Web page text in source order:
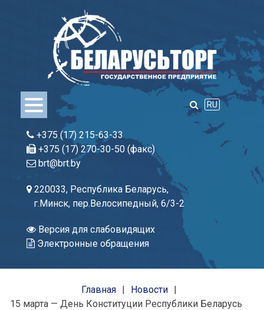
RU
+375 (17) 215-63-33
+375 (17) 270-30-50 (факс)
brt@brt.by
220033, Республика Беларусь,
г.Минск, пер.Велосипедный, 6/3-2
Версия для слабовидящих
Электронные обращения
Главная
Новости
15 марта — День Конституции Республики Беларусь